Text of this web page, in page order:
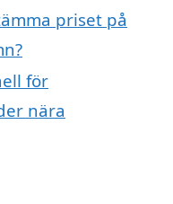
priset på
för
nära